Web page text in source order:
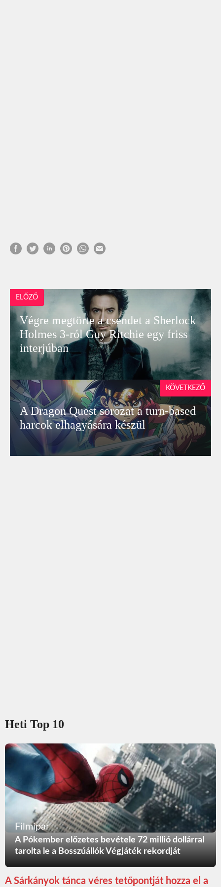
ELŐZŐ
Végre megtörte a csendet a Sherlock
Holmes 3-ról Guy Ritchie egy friss
interjúban
A Dragon Quest sorozat a turn-based
harcok elhagyására készül
KÖVETKEZŐ
Heti Top 10
Filmipar
A Pókember előzetes bevétele 72 millió dollárral
tarolta le a Bosszúállók Végjáték rekordját
A Sárkányok tánca véres tetőpontját hozza el a